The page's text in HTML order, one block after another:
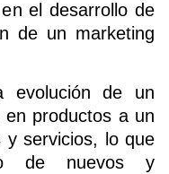
el desarrollo de
de un marketing
evolución de un
en productos a un
y servicios, lo que
de nuevos y